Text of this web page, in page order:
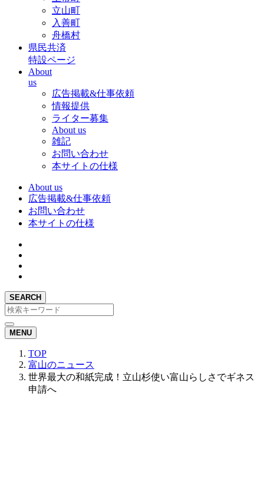
立山町
入善町
舟橋村
県民共済
特設ページ
About
us
広告掲載&仕事依頼
情報提供
ライター募集
About us
雑記
お問い合わせ
本サイトの仕様
About us
広告掲載&仕事依頼
お問い合わせ
本サイトの仕様
SEARCH
MENU
TOP
富山のニュース
世界最大の和紙完成！立山杉使い富山らしさでギネス
申請へ